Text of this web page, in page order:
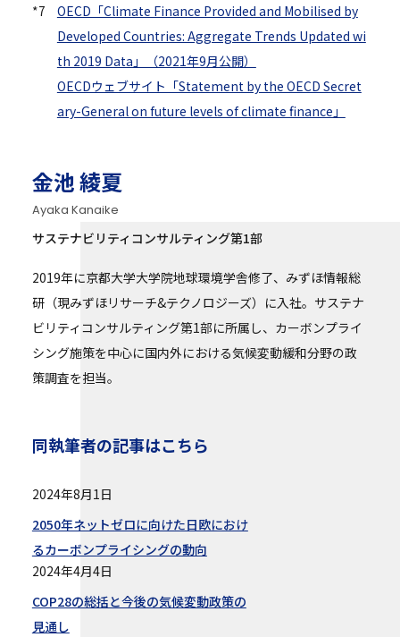
*7
OECD「Climate Finance Provided and Mobilised by
Developed Countries: Aggregate Trends Updated wi
th 2019 Data」（2021年9月公開）
OECDウェブサイト「Statement by the OECD Secret
ary-General on future levels of climate finance」
金池 綾夏
Ayaka Kanaike
サステナビリティコンサルティング第1部
2019年に京都大学大学院地球環境学舎修了、みずほ情報総
研（現みずほリサーチ&テクノロジーズ）に入社。サステナ
ビリティコンサルティング第1部に所属し、カーボンプライ
シング施策を中心に国内外における気候変動緩和分野の政
策調査を担当。
同執筆者の記事はこちら
2024年8月1日
2050年ネットゼロに向けた日欧におけ
るカーボンプライシングの動向
2024年4月4日
COP28の総括と今後の気候変動政策の
見通し